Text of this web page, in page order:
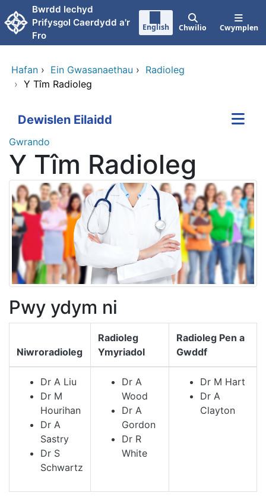
Neidio i'r prif gynnwy
Bwrdd Iechyd
Prifysgol Caerdydd a'r
Fro
English Chwilio Cwymplen
Hafan › Ein Gwasanaethau › Radioleg
› Y Tîm Radioleg
Dewislen Eilaidd
Gwrando
Y Tîm Radioleg
Pwy ydym ni
Niwroradioleg
Radioleg
Ymyriadol
Radioleg Pen a
Gwddf
Dr A Liu
Dr M
Hourihan
Dr A
Sastry
Dr S
Schwartz
Dr A
Wood
Dr A
Gordon
Dr R
White
Dr M Hart
Dr A
Clayton